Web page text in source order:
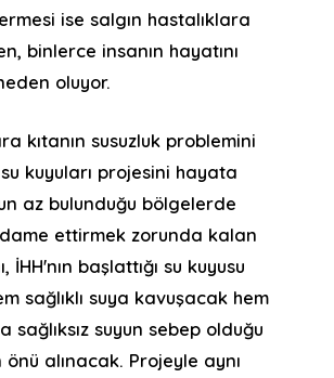
ise salgın hastalıklara
binlerce insanın hayatını
oluyor.
kıtanın susuzluk problemini
kuyuları projesini hayata
az bulunduğu bölgelerde
ettirmek zorunda kalan
İHH'nın başlattığı su kuyusu
sağlıklı suya kavuşacak hem
sağlıksız suyun sebep olduğu
önü alınacak. Projeyle aynı